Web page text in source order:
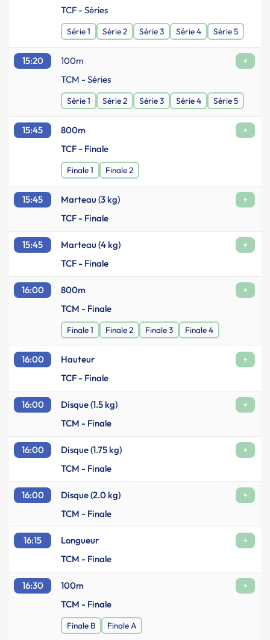
TCF - Séries
Série 1 Série 2 Série 3 Série 4 Série 5
15:20 100m
+
TCM - Séries
Série 1 Série 2 Série 3 Série 4 Série 5
15:45 800m
+
TCF - Finale
Finale 1 Finale 2
15:45 Marteau (3 kg)
+
TCF - Finale
15:45 Marteau (4 kg)
+
TCF - Finale
16:00 800m
+
TCM - Finale
Finale 1 Finale 2 Finale 3 Finale 4
16:00 Hauteur
+
TCF - Finale
16:00 Disque (1.5 kg)
+
TCM - Finale
16:00 Disque (1.75 kg)
+
TCM - Finale
16:00 Disque (2.0 kg)
+
TCM - Finale
16:15 Longueur
+
TCM - Finale
16:30 100m
+
TCM - Finale
Finale B Finale A